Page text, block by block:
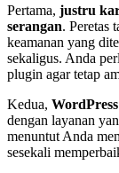
Pertama, justru
serangan. Peretas
keamanan yang
sekaligus. Anda
plugin agar tetap
Kedua,
dengan layanan
menuntut Anda
sesekali